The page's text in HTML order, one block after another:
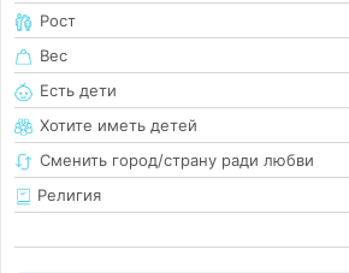
Рост
Вес
Есть дети
Хотите иметь детей
Сменить город/страну ради любви
Религия